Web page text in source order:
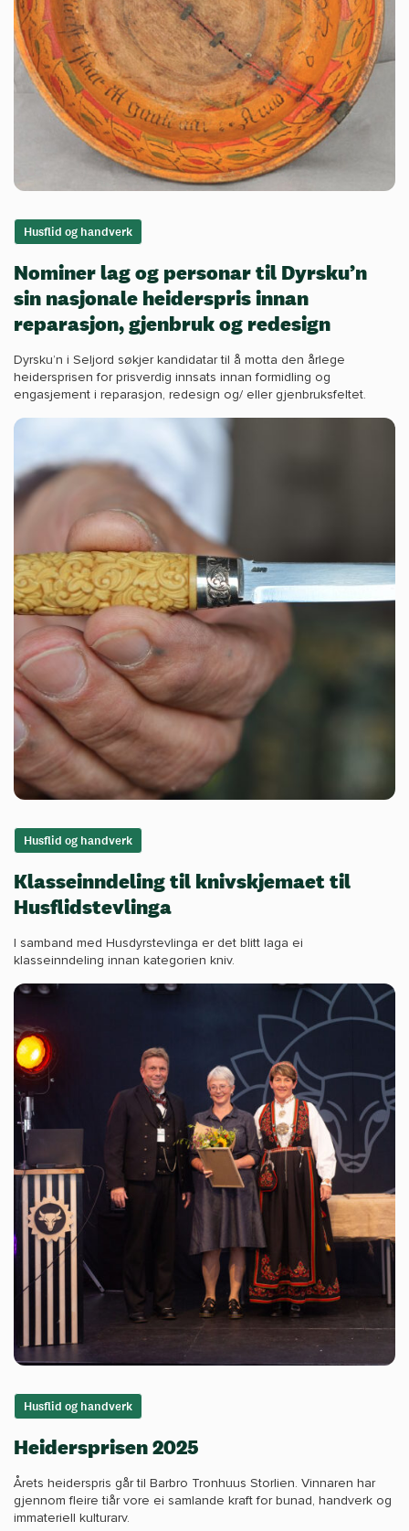
Husflid og handverk
Nominer lag og personar til Dyrsku’n
sin nasjonale heiderspris innan
reparasjon, gjenbruk og redesign
Dyrsku’n i Seljord søkjer kandidatar til å motta den årlege
heidersprisen for prisverdig innsats innan formidling og
engasjement i reparasjon, redesign og/ eller gjenbruksfeltet.
Husflid og handverk
Klasseinndeling til knivskjemaet til
Husflidstevlinga
I samband med Husdyrstevlinga er det blitt laga ei
klasseinndeling innan kategorien kniv.
Husflid og handverk
Heidersprisen 2025
Årets heiderspris går til Barbro Tronhuus Storlien. Vinnaren har
gjennom fleire tiår vore ei samlande kraft for bunad, handverk og
immateriell kulturarv.